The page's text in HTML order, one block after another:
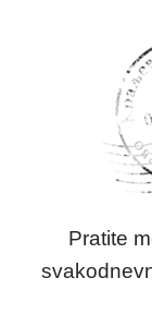
Pratite